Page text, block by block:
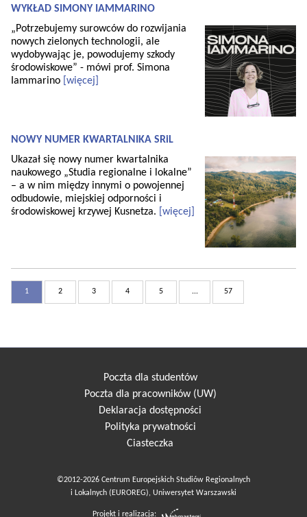
WYKŁAD SIMONY IAMMARINO
„Potrzebujemy surowców do rozwijania
nowych zielonych technologii, ale
wydobywając je, powodujemy szkody
środowiskowe” - mówi prof. Simona
Iammarino [więcej]
NOWY NUMER KWARTALNIKA SRiL
Ukazał się nowy numer kwartalnika
naukowego „Studia regionalne i lokalne”
– a w nim między innymi o powojennej
odbudowie, miejskiej odporności i
środowiskowej krzywej Kusnetza.
[więcej]
1 2 3 4 5 ... 57
Poczta dla studentów
Poczta dla pracowników (UW)
Deklaracja dostępności
Polityka prywatności
Ciasteczka
©2012-2026 Centrum Europejskich Studiów Regionalnych
i Lokalnych (EUROREG), Uniwersytet Warszawski
Projekt i realizacja: